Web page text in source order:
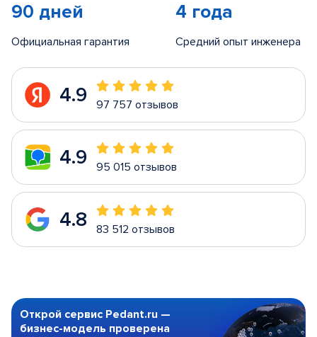
90 дней
Официальная гарантия
4 года
Средний опыт инженера
4.9 97 757 отзывов
4.9 95 015 отзывов
4.8 83 512 отзывов
Открой сервис Pedant.ru —
бизнес-модель проверена